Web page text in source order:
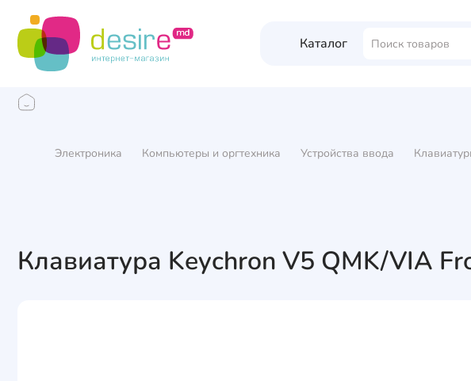
Каталог
Электроника Компьютеры и оргтехника Устройства ввода
Клавиатура Keychron V5 QMK/VIA